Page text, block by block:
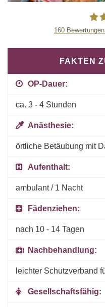
160
FAKTEN
OP-Dauer:
ca. 3 - 4 Stunden
Anästhesie:
örtliche Betäubung mit
Aufenthalt:
ambulant / 1 Nacht
Fädenziehen:
nach 10 - 14 Tagen
Nachbehandlung:
leichter Schutzverband
Gesellschaftsfähig: